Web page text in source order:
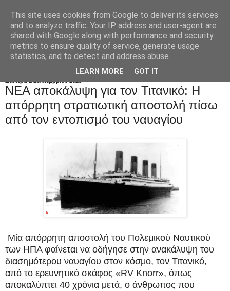
ΝΕΑ αποκάλυψη για τον Τιτανικό: Η
απόρρητη στρατιωτική αποστολή πίσω
από τον εντοπισμό του ναυαγίου
Μία απόρρητη αποστολή του Πολεμικού Ναυτικού
των ΗΠΑ φαίνεται να οδήγησε στην ανακάλυψη του
διασημότερου ναυαγίου στον κόσμο, τον Τιτανικό,
από το ερευνητικό σκάφος «RV Knorr», όπως
αποκαλύπτει 40 χρόνια μετά, ο άνθρωπος που
This site uses cookies from Google to deliver its services
and to analyze traffic. Your IP address and user-agent are
shared with Google along with performance and security
metrics to ensure quality of service, generate usage
statistics, and to detect and address abuse.
LEARN MORE GOT IT